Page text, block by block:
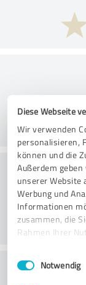
Diese Webseite
Wir verwenden
personalisieren,
können und die
Außerdem
unserer Website
Werbung und
Informationen
zusammen, die
Rahmen Ihrer
Impressum
Notwendig